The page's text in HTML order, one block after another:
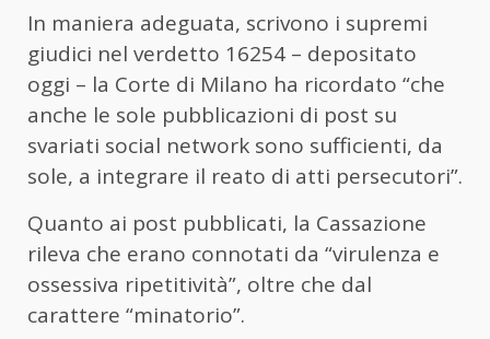
In maniera adeguata, scrivono i supremi
giudici nel verdetto 16254 – depositato
oggi – la Corte di Milano ha ricordato “che
anche le sole pubblicazioni di post su
svariati social network sono sufficienti, da
sole, a integrare il reato di atti persecutori”.
Quanto ai post pubblicati, la Cassazione
rileva che erano connotati da “virulenza e
ossessiva ripetitività”, oltre che dal
carattere “minatorio”.